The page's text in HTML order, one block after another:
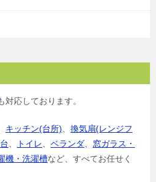
対応しております。
キッチン(台所)
換気扇(レンジフ
トイレ ベランダ
窓ガラス・
機・洗濯槽など、すべてお任せく